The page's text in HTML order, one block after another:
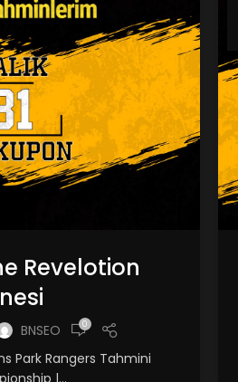
Revelotion
BNSEO 0
Park Rangers Tahmini